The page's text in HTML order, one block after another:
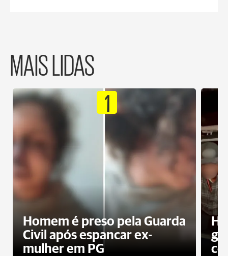
MAIS LIDAS
1
Homem é preso pela Guarda
Civil após espancar ex-
mulher em PG